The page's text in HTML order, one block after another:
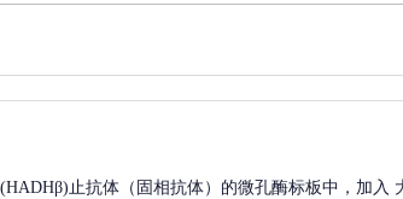
止抗体（固相抗体）的微孔酶标板中，加入